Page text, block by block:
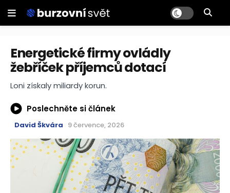
Energetické firmy ovládly
žebříček příjemců dotací
Loni získaly miliardy korun.
Poslechněte si článek
David Škvára 9 července, 2026